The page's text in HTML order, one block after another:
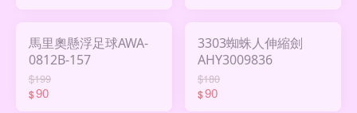
馬里奧懸浮足球AWA-
0812B-157
$199
$90
3303蜘蛛人伸縮劍
AHY3009836
$180
$90